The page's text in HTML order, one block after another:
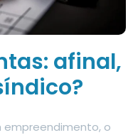
afinal,
o